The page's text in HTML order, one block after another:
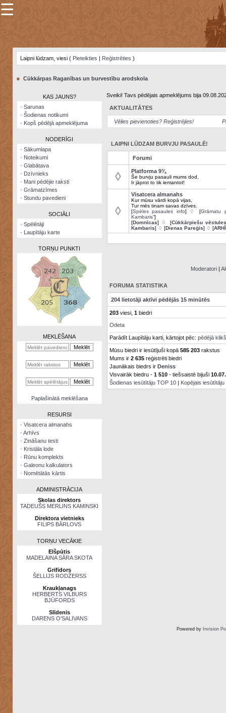
×
Šodienas
notikumi
Visatcera
almanahs
Arhīvs
Zināšanu
kalkulators
Nomētātās
☰
Laipni lūdzam, viesi ( Pieteikties | Reģistrēties )
● Cūkkārpas Raganības un burvestību arodskola
KAS JAUNS?
· Sarunas
· Šodienas notikumi
· Kopš pēdējā apmeklējuma
NODERĪGI
· Sākumlapa
· Noteikumi
· Glabātava
· Dzīvnieks
· Mani pēdējie raksti
· Grāmatzīmes
· Stundu pavedieni
SOCIĀLI
· Spēlētāji
· Laupītāju karte
TORŅU PUNKTI
MEKLĒŠANA
Paplašinātā meklēšana
RESURSI
· Visatcera almanahs
· Arhīvs
· Zināšanu testi
· Kristāla lode
· Rūnu komplekts
· Galeonu kalkulators
· Nomētātās kārtis
ADMINISTRĀCIJA
Skolas direktors
TADEUŠS MERLINS KAMINSKI
Direktora vietnieks
FILIPS BĀRLOVS
TORŅU VECĀKIE
Elšpūtis
MADELAINA SĀRA SKOTA
Grifidors
ŠELLIJS RODŽERSS
Kraukļanags
HERBERTS VILBURS
BJŪFORDS
Slīdenis
DARENS O’SALIVANS
Sveiki! Tavs pēdējais apmeklējums bija
AKTUALITĀTES
Vēlies pievienoties? Reģistrējies!
LAIPNI LŪDZAM BURVJU PASAULĒ!
Forumi
◊ Platforma 9¾
Še burvju pasauli mums dod,
Ir jāprot to tik iemantot!
◊
Visatcera almanahs
Kur mūsu vārdi kopā vijas,
Tur mēs tinam savas dzīves.
[Spēles pasaules info] ♢ [Grāmatu
Kambaris”]
[Domnīcas] ♢ [Cūkkārpiešu vēstules
Kambaris] ♢ [Dienas Pareģis] ♢ [
Moderatori |
FORUMA STATISTIKA
204 lietotāji aktīvi pēdējās 15 minūtēs
203viesi, 1biedri
Odeta
Parādīt Laupītāju karti, kārtojot pēc: pēdējā
Mūsu biedri ir iesūtījuši kopā 585 203rakstus
Mums ir 2 635reģistrēti biedri
Jaunākais biedrs ir Deniss
Visvairāk biedru - 1 510- tiešsaistē bijuši
Šodienas iesūtītāju TOP 10| Kopējais iesūtītāju
Powered by Invision